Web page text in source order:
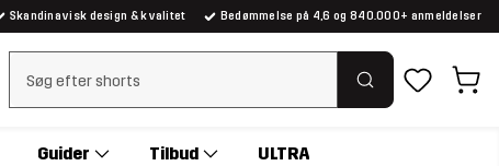
Skandinavisk design & kvalitet Bedømmelse på 4,6 og 840.000+ anmeldelser
Ryd søgning
Guider Tilbud ULTRA